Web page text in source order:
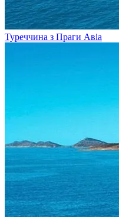
Туреччина з Праги Авіа